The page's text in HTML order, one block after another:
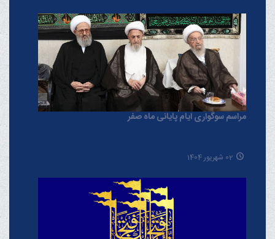
مراسم سوگواری ایام پایانی ماه صفر
02 شهریور 1404